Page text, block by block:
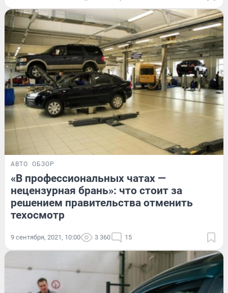
АВТО ОБЗОР
«В профессиональных чатах —
нецензурная брань»: что стоит за
решением правительства отменить
техосмотр
9 сентября, 2021, 10:00 3 360 15